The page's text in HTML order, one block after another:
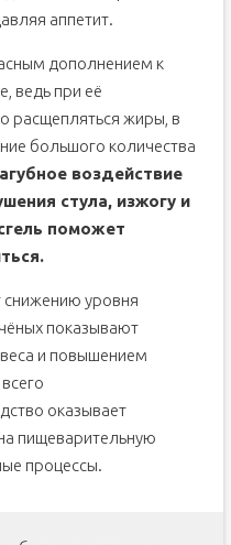
аппетит.
дополнением к
ведь при её
расщепляться жиры, в
большого количества
воздействие
стула, изжогу и
поможет
снижению уровня
показывают
и повышением
оказывает
пищеварительную
процессы.